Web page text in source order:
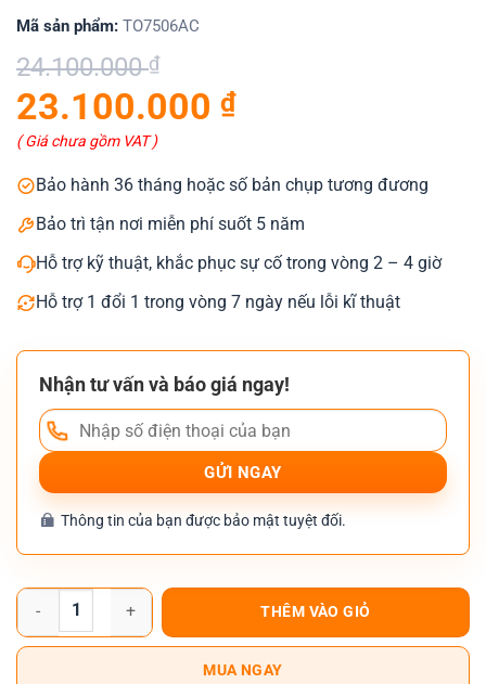
Mã sản phẩm: TO7506AC
24.100.000₫
Giá
gốc
là:
24.100.000 ₫.
23.100.000 ₫
Giá
hiện
tại
là:
23.100.000 ₫.
( Giá chưa gồm VAT )
Bảo hành 36 tháng hoặc số bản chụp tương đương
Bảo trì tận nơi miễn phí suốt 5 năm
Hỗ trợ kỹ thuật, khắc phục sự cố trong vòng 2 – 4 giờ
Hỗ trợ 1 đổi 1 trong vòng 7 ngày nếu lỗi kĩ thuật
Nhận tư vấn và báo giá ngay!
Thông tin của bạn được bảo mật tuyệt đối.
Máy photocopy Toshiba E-studio 7506AC số lượng
THÊM VÀO GIỎ
MUA NGAY